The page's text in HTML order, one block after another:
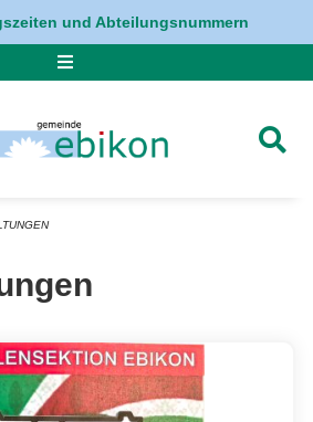
und Abteilungsnummern